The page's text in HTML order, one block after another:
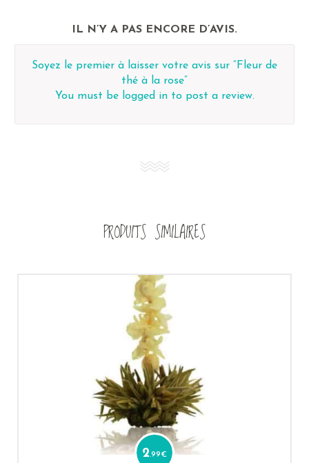
IL N’Y A PAS ENCORE D’AVIS.
Soyez le premier à laisser votre avis sur “Fleur de
thé à la rose”
You must be logged into post a review.
PRODUITS SIMILAIRES
2.99€